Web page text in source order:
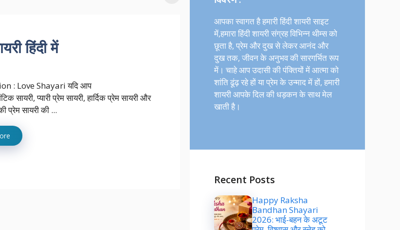
हिंदी में
: Love Shayari यदि आप
सायरी, प्यारी प्रेम सायरी, हार्दिक प्रेम सायरी और
प्रेम सायरी की ...
आपका स्वागत है हमारी हिंदी शायरी साइट
में,हमारा हिंदी शायरी संग्रह विभिन्न थीम्स को
छूता है, प्रेम और दुख से लेकर आनंद और
दुख तक, जीवन के अनुभव की सारगर्भित रूप
में। चाहे आप उदासी की पंक्तियों में आत्मा को
शांति ढूंढ़ रहे हों या प्रेम के उन्माद में हों, हमारी
शायरी आपके दिल की धड़कन के साथ मेल
खाती है।
Recent Posts
Happy Raksha
Bandhan Shayari
2026: भाई-बहन के अटूट